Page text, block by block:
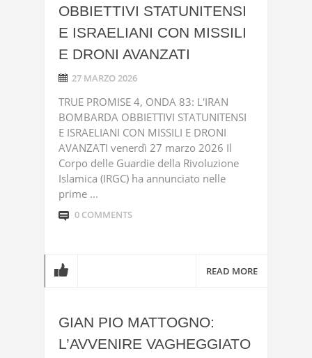
OBBIETTIVI STATUNITENSI
E ISRAELIANI CON MISSILI
E DRONI AVANZATI
27 MARZO 2026
TRUE PROMISE 4, ONDA 83: L'IRAN
BOMBARDA OBBIETTIVI STATUNITENSI
E ISRAELIANI CON MISSILI E DRONI
AVANZATI venerdì 27 marzo 2026 Il
Corpo delle Guardie della Rivoluzione
Islamica (IRGC) ha annunciato nelle
prime ...
0 COMMENTS
READ MORE
GIAN PIO MATTOGNO:
L’AVVENIRE VAGHEGGIATO